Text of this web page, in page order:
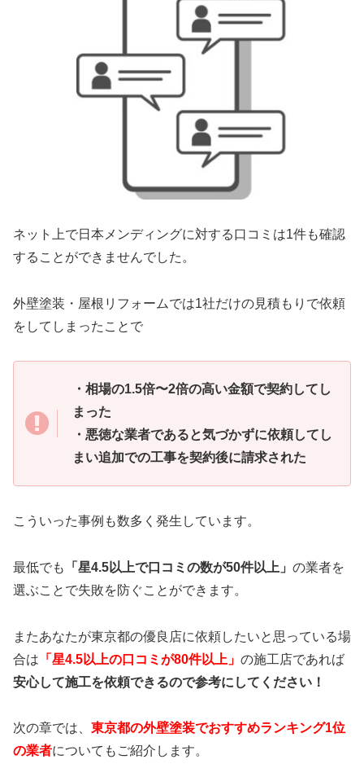
ネット上で日本メンディングに対する口コミは1件も確認
することができませんでした。
外壁塗装・屋根リフォームでは1社だけの見積もりで依頼
をしてしまったことで
・相場の1.5倍〜2倍の高い金額で契約してし
まった
・悪徳な業者であると気づかずに依頼してし
まい追加での工事を契約後に請求された
こういった事例も数多く発生しています。
最低でも 「星4.5以上で口コミの数が50件以上」 の業者を
選ぶことで失敗を防ぐことができます。
またあなたが東京都の優良店に依頼したいと思っている場
合は 「星4.5以上の口コミが80件以上」 の施工店であれば
安心して施工を依頼できるので参考にしてください！
次の章では、 東京都の外壁塗装でおすすめランキング1位
の業者についてもご紹介します。